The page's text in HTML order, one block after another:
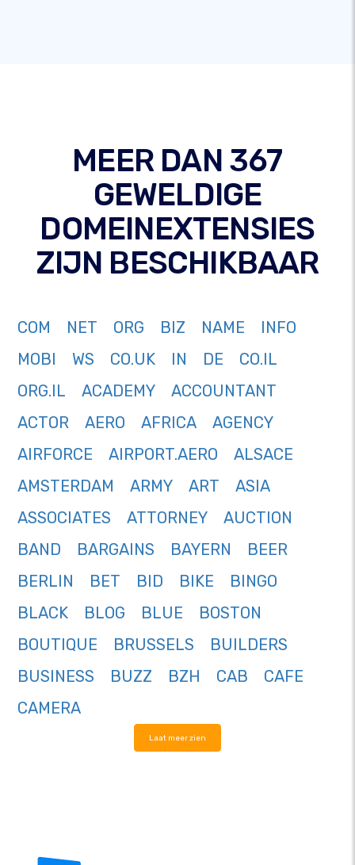
MEER DAN 367
GEWELDIGE
DOMEINEXTENSIES
ZIJN BESCHIKBAAR
COM NET ORG BIZ NAME
INFO
MOBI
WS CO.UK IN DE
CO.IL
ORG.IL
ACADEMY
ACCOUNTANT
ACTOR
AERO AFRICA
AGENCY
AIRFORCE
AIRPORT.AERO
ALSACE
AMSTERDAM
ARMY ART
ASIA
ASSOCIATES
ATTORNEY
AUCTION
BAND
BARGAINS BAYERN
BEER
BERLIN
BET BID BIKE
BINGO
BLACK
BLOG BLUE
BOSTON
BOUTIQUE
BRUSSELS
BUILDERS
BUSINESS
BUZZ BZH CAB
CAFE
CAMERA
Laat meer zien